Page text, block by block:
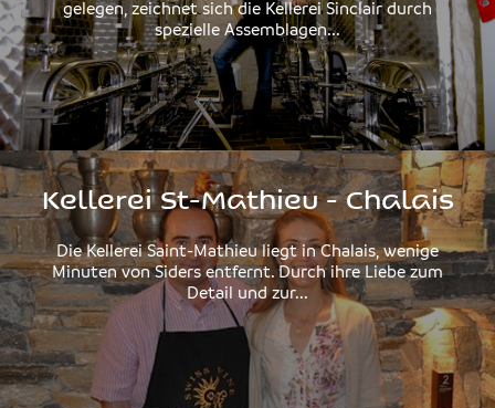
gelegen, zeichnet sich die Kellerei Sinclair durch
spezielle Assemblagen...
Kellerei St-Mathieu - Chalais
Die Kellerei Saint-Mathieu liegt in Chalais, wenige
Minuten von Siders entfernt. Durch ihre Liebe zum
Detail und zur...